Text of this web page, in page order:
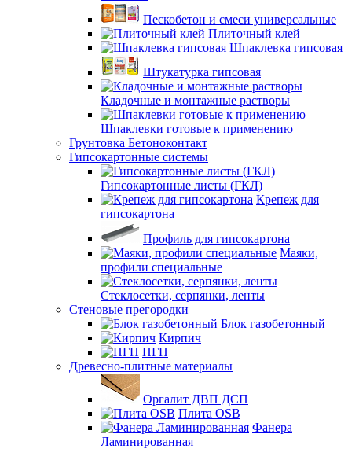
Пескобетон и смеси универсальные
Плиточный клей
Шпаклевка гипсовая
Штукатурка гипсовая
Кладочные и монтажные растворы
Шпаклевки готовые к применению
Грунтовка Бетоноконтакт
Гипсокартонные системы
Гипсокартонные листы (ГКЛ)
Крепеж для
гипсокартона
Профиль для гипсокартона
Маяки,
профили специальные
Стеклосетки, серпянки, ленты
Стеновые прегородки
Блок газобетонный
Кирпич
ПГП
Древесно-плитные материалы
Оргалит ДВП ДСП
Плита OSB
Фанера
Ламинированная